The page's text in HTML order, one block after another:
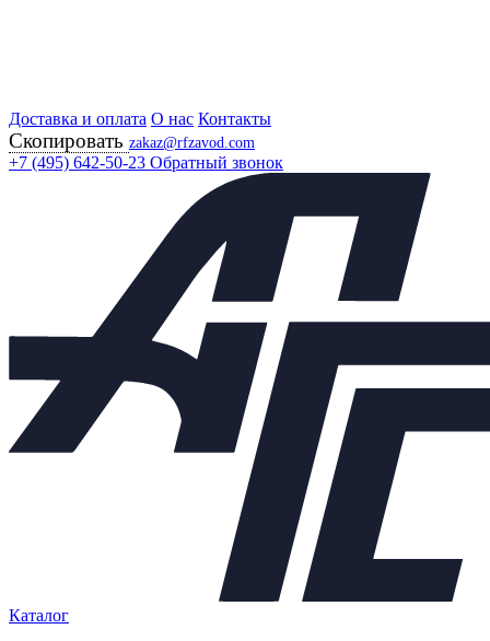
Доставка и оплата О нас Контакты
Скопировать zakaz@rfzavod.com
+7 (495) 642-50-23 Обратный звонок
Каталог
Главная
Продукция
Задвижки
Задвижки чугунные
2511 ПОЛЬША
Подбор параметров
Каталог продукции
2911 ПОЛЬША